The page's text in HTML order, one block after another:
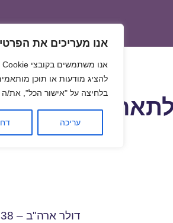
אנו מעריכים את
להציג מודעות או תוכן
בלחיצה על "אישור הכל", את/ה
עריכה
20/01/2020
1 BTC = $8,638 – דולר ארה"ב